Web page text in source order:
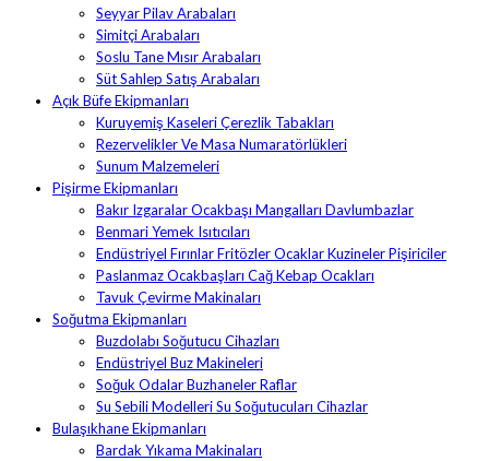
Seyyar Pilav Arabaları
Simitçi Arabaları
Soslu Tane Mısır Arabaları
Süt Sahlep Satış Arabaları
Açık Büfe Ekipmanları
Kuruyemiş Kaseleri Çerezlik Tabakları
Rezervelikler Ve Masa Numaratörlükleri
Sunum Malzemeleri
Pişirme Ekipmanları
Bakır Izgaralar Ocakbaşı Mangalları Davlumbazlar
Benmari Yemek Isıtıcıları
Endüstriyel Fırınlar Fritözler Ocaklar Kuzineler Pişiriciler
Paslanmaz Ocakbaşları Cağ Kebap Ocakları
Tavuk Çevirme Makinaları
Soğutma Ekipmanları
Buzdolabı Soğutucu Cihazları
Endüstriyel Buz Makineleri
Soğuk Odalar Buzhaneler Raflar
Su Sebili Modelleri Su Soğutucuları Cihazlar
Bulaşıkhane Ekipmanları
Bardak Yıkama Makinaları